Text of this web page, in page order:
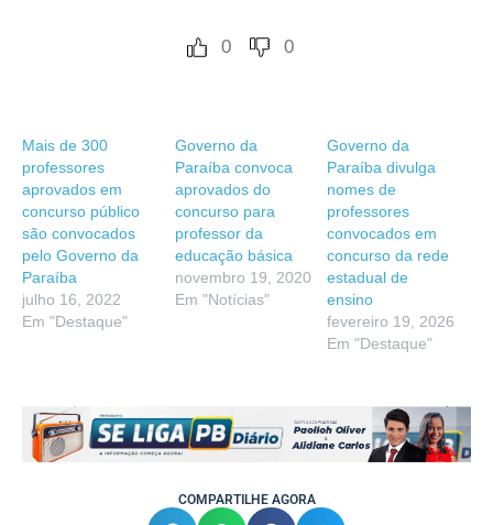
0 0
Mais de 300
professores
aprovados em
concurso público
são convocados
pelo Governo da
Paraíba
julho 16, 2022
Em "Destaque"
Governo da
Paraíba convoca
aprovados do
concurso para
professor da
educação básica
novembro 19, 2020
Em "Notícias"
Governo da
Paraíba divulga
nomes de
professores
convocados em
concurso da rede
estadual de
ensino
fevereiro 19, 2026
Em "Destaque"
COMPARTILHE AGORA